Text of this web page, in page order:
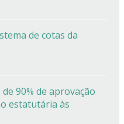
de cotas da
90% de aprovação
estatutária às